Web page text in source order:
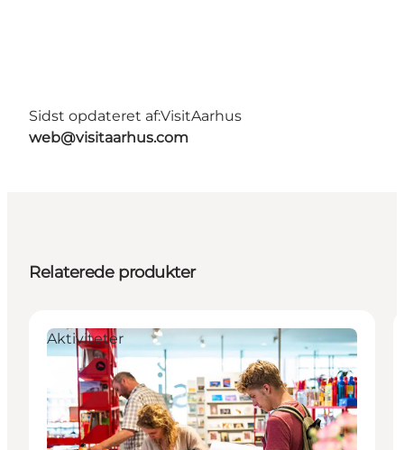
Sidst opdateret af:VisitAarhus
web@visitaarhus.com
Relaterede produkter
Aktiviteter